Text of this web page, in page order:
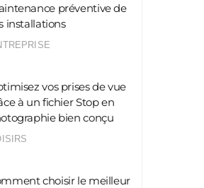
préventive de
installations
vos prises de vue
à un fichier Stop en
bien conçu
choisir le meilleur